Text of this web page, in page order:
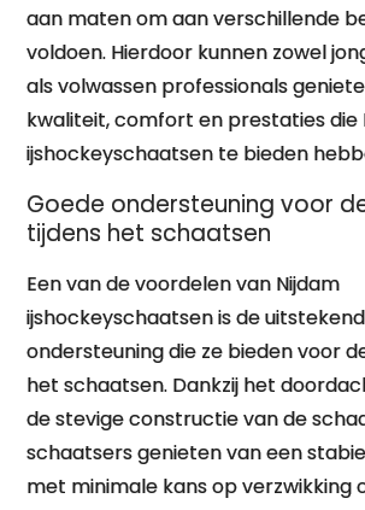
aan maten om aan verschillende
voldoen. Hierdoor kunnen zowel
als volwassen professionals
kwaliteit, comfort en prestaties die
ijshockeyschaatsen te bieden
Goede ondersteuning voor
tijdens het schaatsen
Een van de voordelen van Nijdam
ijshockeyschaatsen is de
ondersteuning die ze bieden voor
het schaatsen. Dankzij het
de stevige constructie van de
schaatsers genieten van een
met minimale kans op verzwikking